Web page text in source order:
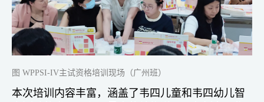
图 WPPSI-IV主试资格培训现场（广州班）
本次培训内容丰富，涵盖了韦四儿童和韦四幼儿智